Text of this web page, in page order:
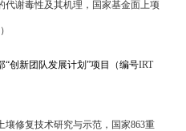
代谢毒性及其机理 ， 国家基金面上项
）
创新团队发展计划”项目（编号IRT
壤修复技术研究与示范，国家863重